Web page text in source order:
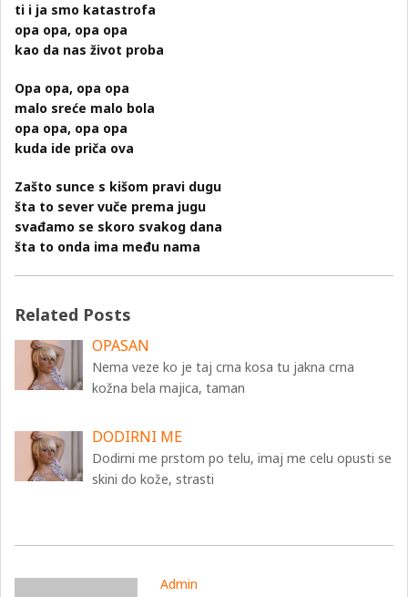
ti i ja smo katastrofa
opa opa, opa opa
kao da nas život proba
Opa opa, opa opa
malo sreće malo bola
opa opa, opa opa
kuda ide priča ova
Zašto sunce s kišom pravi dugu
šta to sever vuče prema jugu
svađamo se skoro svakog dana
šta to onda ima među nama
Related Posts
OPASAN
Nema veze ko je taj crna kosa tu jakna crna
kožna bela majica, taman
DODIRNI ME
Dodirni me prstom po telu, imaj me celu opusti se
skini do kože, strasti
Admin